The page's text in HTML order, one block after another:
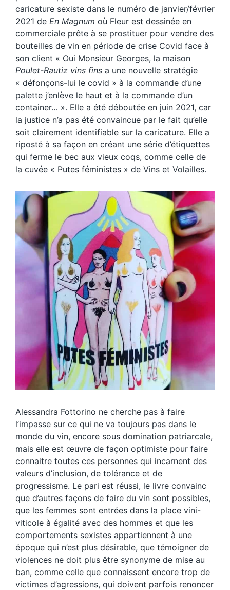
caricature sexiste dans le numéro de janvier/février
2021 de En Magnum où Fleur est dessinée en
commerciale prête à se prostituer pour vendre des
bouteilles de vin en période de crise Covid face à
son client « Oui Monsieur Georges, la maison
Poulet-Rautiz vins fins a une nouvelle stratégie
« défonçons-lui le covid » à la commande d’une
palette j’enlève le haut et à la commande d’un
container… ». Elle a été déboutée en juin 2021, car
la justice n’a pas été convaincue par le fait qu’elle
soit clairement identifiable sur la caricature. Elle a
riposté à sa façon en créant une série d’étiquettes
qui ferme le bec aux vieux coqs, comme celle de
la cuvée « Putes féministes » de Vins et Volailles.
Alessandra Fottorino ne cherche pas à faire
l’impasse sur ce qui ne va toujours pas dans le
monde du vin, encore sous domination patriarcale,
mais elle est œuvre de façon optimiste pour faire
connaitre toutes ces personnes qui incarnent des
valeurs d’inclusion, de tolérance et de
progressisme. Le pari est réussi, le livre convainc
que d’autres façons de faire du vin sont possibles,
que les femmes sont entrées dans la place vini-
viticole à égalité avec des hommes et que les
comportements sexistes appartiennent à une
époque qui n’est plus désirable, que témoigner de
violences ne doit plus être synonyme de mise au
ban, comme celle que connaissent encore trop de
victimes d’agressions, qui doivent parfois renoncer